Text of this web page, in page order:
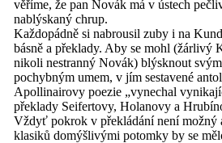
věříme, že pan Novák má v ústech
nablýskaný chrup.
Každopádně si nabrousil zuby i na
básně a překlady. Aby se mohl (žárlivý
nikoli nestranný Novák) blýsknout svým
pochybným umem, v jím sestavené
Apollinairovy poezie „vynechal
překlady Seifertovy, Holanovy a
Vždyť pokrok v překládání není možný
klasiků domýšlivými potomky by se